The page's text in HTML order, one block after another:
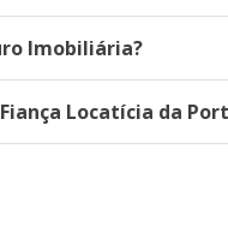
Imobiliária?
Locatícia da